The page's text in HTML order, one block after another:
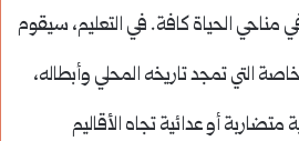
الحياة كافة. في التعليم، سيقوم
التي تمجد تاريخه المحلي وأبطاله،
أو عدائية تجاه الأقاليم